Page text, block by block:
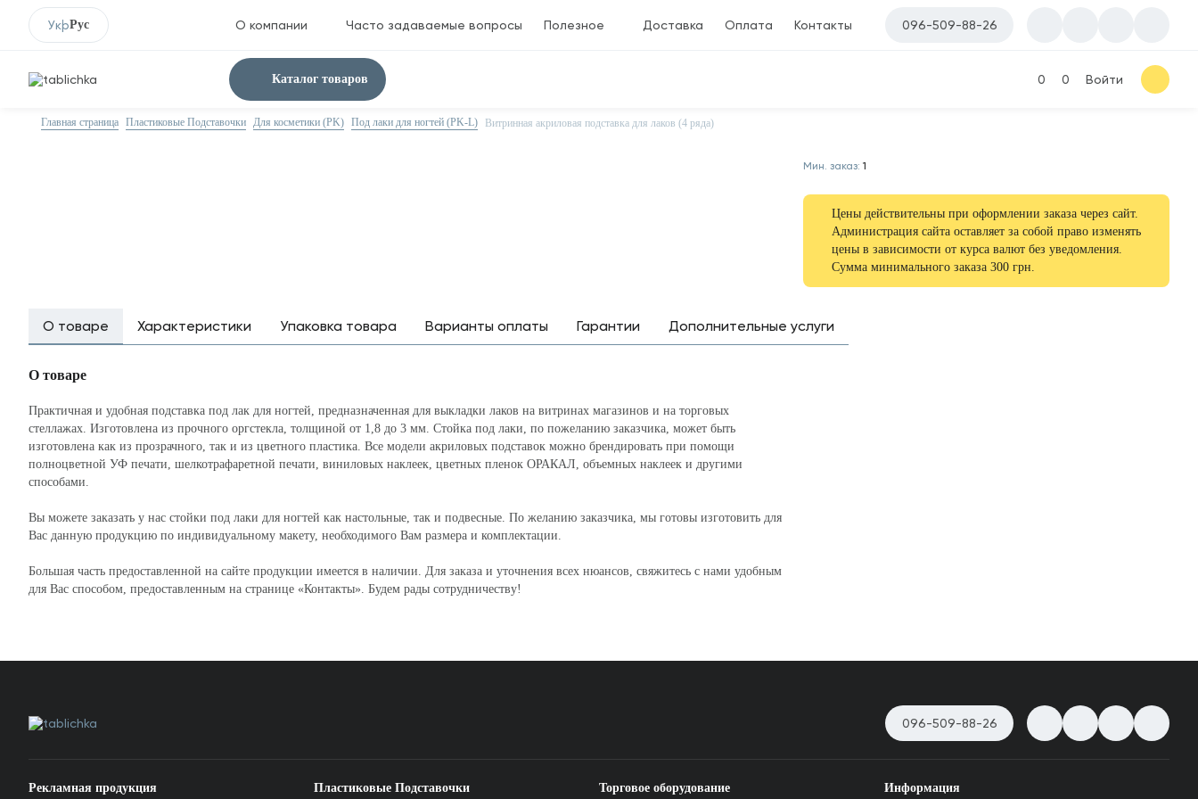
УкрРус О компании Часто задаваемые вопросы Полезное Доставка Оплата Контакты 096-509-88-26
Каталог товаров 0 0 Войти
Главная страница Пластиковые Подставочки Для косметики (PK) Под лаки для ногтей (PK-L) Витринная акриловая подставка для лаков (4 ряда)
Мин. заказ: 1
Цены действительны при оформлении заказа через сайт.
Администрация сайта оставляет за собой право изменять
цены в зависимости от курса валют без уведомления.
Сумма минимального заказа 300 грн.
О товаре Характеристики Упаковка товара Варианты оплаты Гарантии Дополнительные услуги
О товаре
Практичная и удобная подставка под лак для ногтей, предназначенная для выкладки лаков на витринах магазинов и на торговых
стеллажах. Изготовлена из прочного оргстекла, толщиной от 1,8 до 3 мм. Стойка под лаки, по пожеланию заказчика, может быть
изготовлена как из прозрачного, так и из цветного пластика. Все модели акриловых подставок можно брендировать при помощи
полноцветной УФ печати, шелкотрафаретной печати, виниловых наклеек, цветных пленок ОРАКАЛ, объемных наклеек и другими
способами.
Вы можете заказать у нас стойки под лаки для ногтей как настольные, так и подвесные. По желанию заказчика, мы готовы изготовить для
Вас данную продукцию по индивидуальному макету, необходимого Вам размера и комплектации.
Большая часть предоставленной на сайте продукции имеется в наличии. Для заказа и уточнения всех нюансов, свяжитесь с нами удобным
для Вас способом, предоставленным на странице «Контакты». Будем рады сотрудничеству!
096-509-88-26
Рекламная продукция Пластиковые Подставочки Торговое оборудование Информация